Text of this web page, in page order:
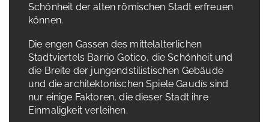
Schönheit der alten römischen Stadt erfreuen
können.
Die engen Gassen des mittelalterlichen
Stadtviertels Barrio Gotico, die Schönheit und
die Breite der jungendstilistischen Gebäude
und die architektonischen Spiele Gaudís sind
nur einige Faktoren, die dieser Stadt ihre
Einmaligkeit verleihen.